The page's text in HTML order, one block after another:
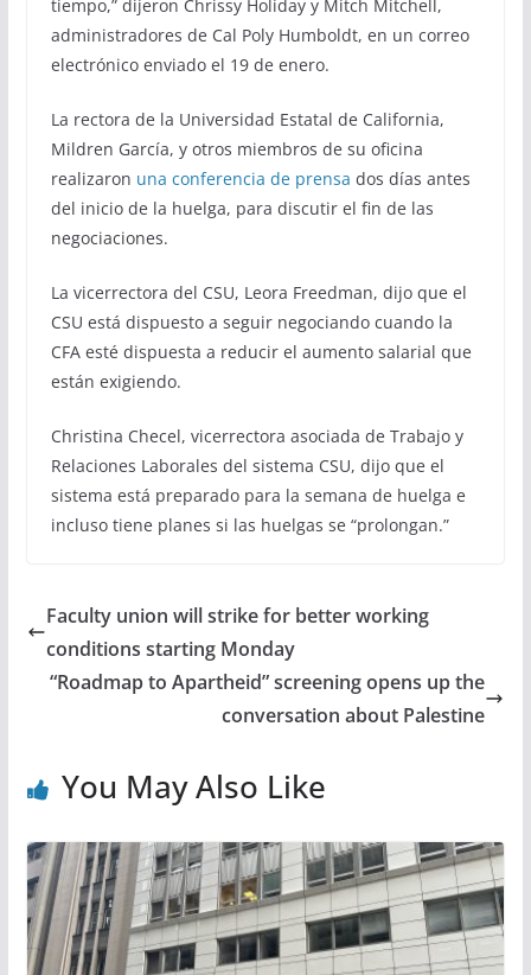
tiempo,” dijeron Chrissy Holiday y Mitch Mitchell,
administradores de Cal Poly Humboldt, en un correo
electrónico enviado el 19 de enero.
La rectora de la Universidad Estatal de California,
Mildren García, y otros miembros de su oficina
realizaron una conferencia de prensa dos días antes
del inicio de la huelga, para discutir el fin de las
negociaciones.
La vicerrectora del CSU, Leora Freedman, dijo que el
CSU está dispuesto a seguir negociando cuando la
CFA esté dispuesta a reducir el aumento salarial que
están exigiendo.
Christina Checel, vicerrectora asociada de Trabajo y
Relaciones Laborales del sistema CSU, dijo que el
sistema está preparado para la semana de huelga e
incluso tiene planes si las huelgas se “prolongan.”
Faculty union will strike for better working
conditions starting Monday
“Roadmap to Apartheid” screening opens up the
conversation about Palestine
You May Also Like